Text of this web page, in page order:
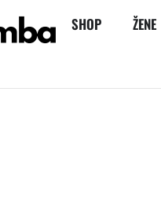
SHOP ŽENE